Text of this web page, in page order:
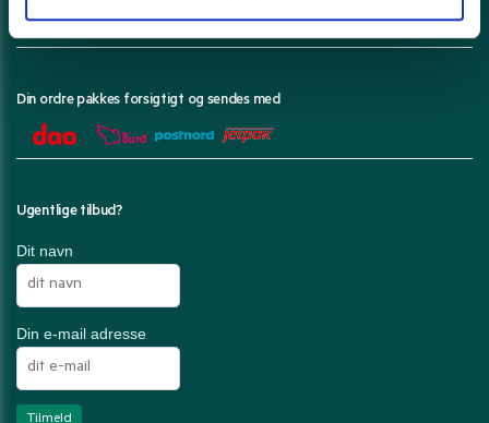
Din ordre pakkes forsigtigt og sendes med
Ugentlige tilbud?
Dit navn
Din e-mail adresse